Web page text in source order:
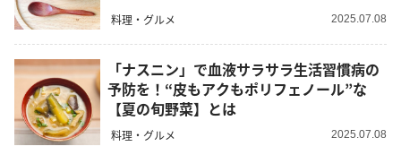
料理・グルメ 2025.07.08
「ナスニン」で血液サラサラ生活習慣病の
予防を！“皮もアクもポリフェノール”な
【夏の旬野菜】とは
料理・グルメ 2025.07.08